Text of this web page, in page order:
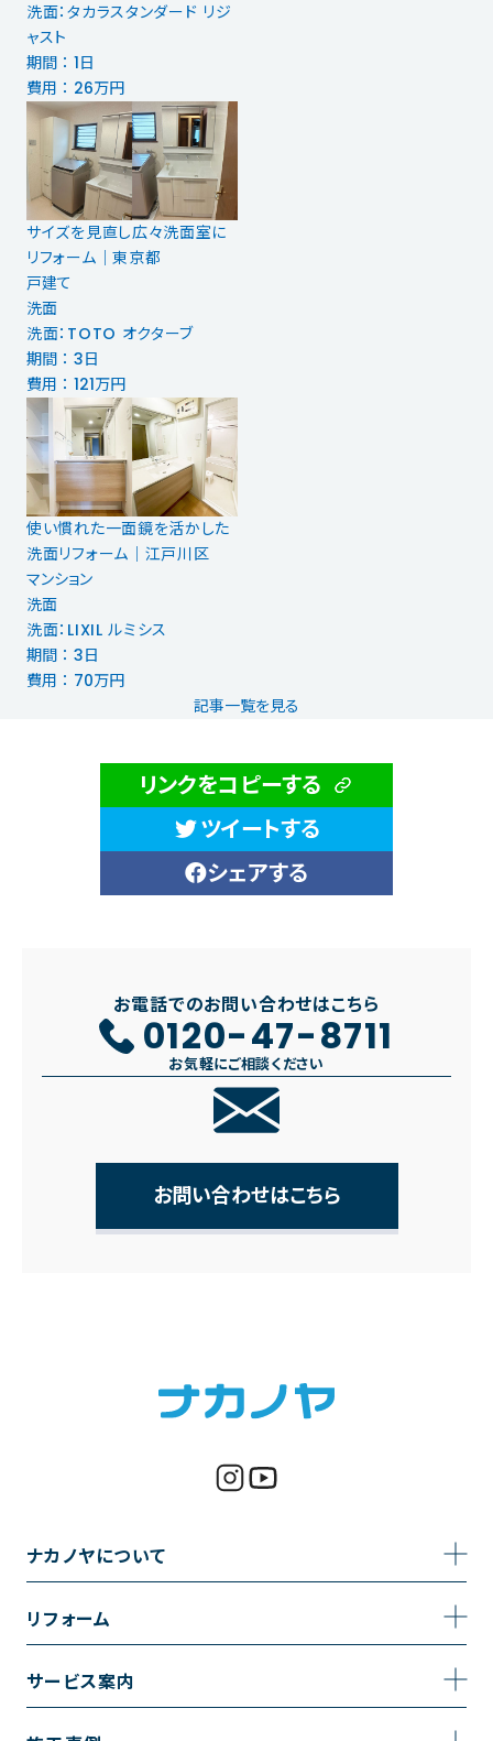
洗面：タカラスタンダード リジ
ャスト
期間 ： 1日
費用 ： 26万円
サイズを見直し広々洗面室に
リフォーム｜東京都
戸建て
洗面
洗面：TOTO オクターブ
期間 ： 3日
費用 ： 121万円
使い慣れた一面鏡を活かした
洗面リフォーム｜江戸川区
マンション
洗面
洗面：LIXIL ルミシス
期間 ： 3日
費用 ： 70万円
記事一覧を見る
リンクをコピーする
ツイートする
シェアする
お電話でのお問い合わせはこちら
0120-47-8711
お気軽にご相談ください
お問い合わせはこちら
ナカノヤについて
事業内容
採用情報
リフォーム
トイレのリフォーム
サービス案内
サービスの流れ